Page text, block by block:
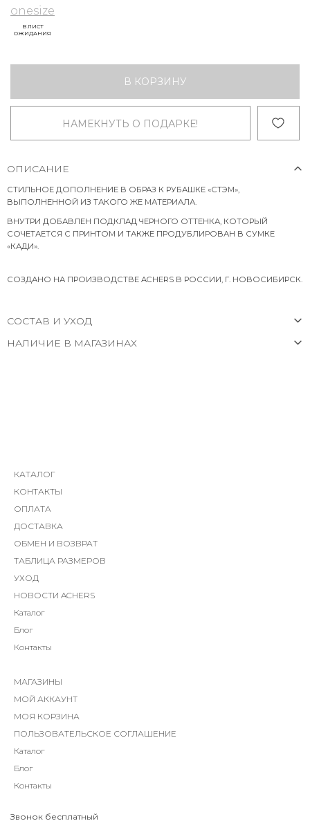
onesize
В ЛИСТ
ОЖИДАНИЯ
В КОРЗИНУ
НАМЕКНУТЬ О ПОДАРКЕ!
ОПИСАНИЕ
СТИЛЬНОЕ ДОПОЛНЕНИЕ В ОБРАЗ К РУБАШКЕ «СТЭМ»,
ВЫПОЛНЕННОЙ ИЗ ТАКОГО ЖЕ МАТЕРИАЛА.
ВНУТРИ ДОБАВЛЕН ПОДКЛАД ЧЕРНОГО ОТТЕНКА, КОТОРЫЙ
СОЧЕТАЕТСЯ С ПРИНТОМ И ТАКЖЕ ПРОДУБЛИРОВАН В СУМКЕ
«КАДИ».
СОЗДАНО НА ПРОИЗВОДСТВЕ ACHERS В РОССИИ, Г. НОВОСИБИРСК.
СОСТАВ И УХОД
НАЛИЧИЕ В МАГАЗИНАХ
КАТАЛОГ
КОНТАКТЫ
ОПЛАТА
ДОСТАВКА
ОБМЕН И ВОЗВРАТ
ТАБЛИЦА РАЗМЕРОВ
УХОД
НОВОСТИ ACHERS
Каталог
Блог
Контакты
МАГАЗИНЫ
МОЙ АККАУНТ
МОЯ КОРЗИНА
ПОЛЬЗОВАТЕЛЬСКОЕ СОГЛАШЕНИЕ
Каталог
Блог
Контакты
Звонок бесплатный